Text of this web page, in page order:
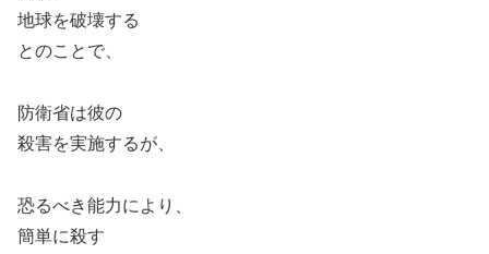
地球を破壊する
とのことで、
防衛省は彼の
殺害を実施するが、
恐るべき能力により、
簡単に殺す